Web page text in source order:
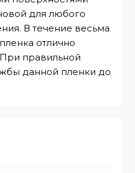
для любого
В течение весьма
отлично
правильной
данной пленки до